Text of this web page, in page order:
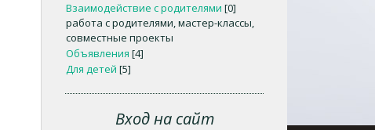
Взаимодействие с родителями [0]
работа с родителями, мастер-классы,
совместные проекты
Объявления [4]
Для детей [5]
Вход на сайт